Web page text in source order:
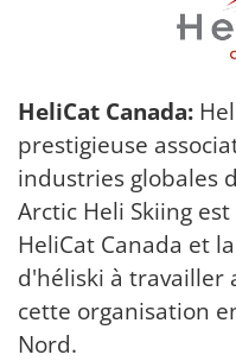
HeliCat Canada:
prestigieuse
industries globales
Arctic Heli Skiing
HeliCat Canada et
d'héliski à travailler
cette organisation
Nord.